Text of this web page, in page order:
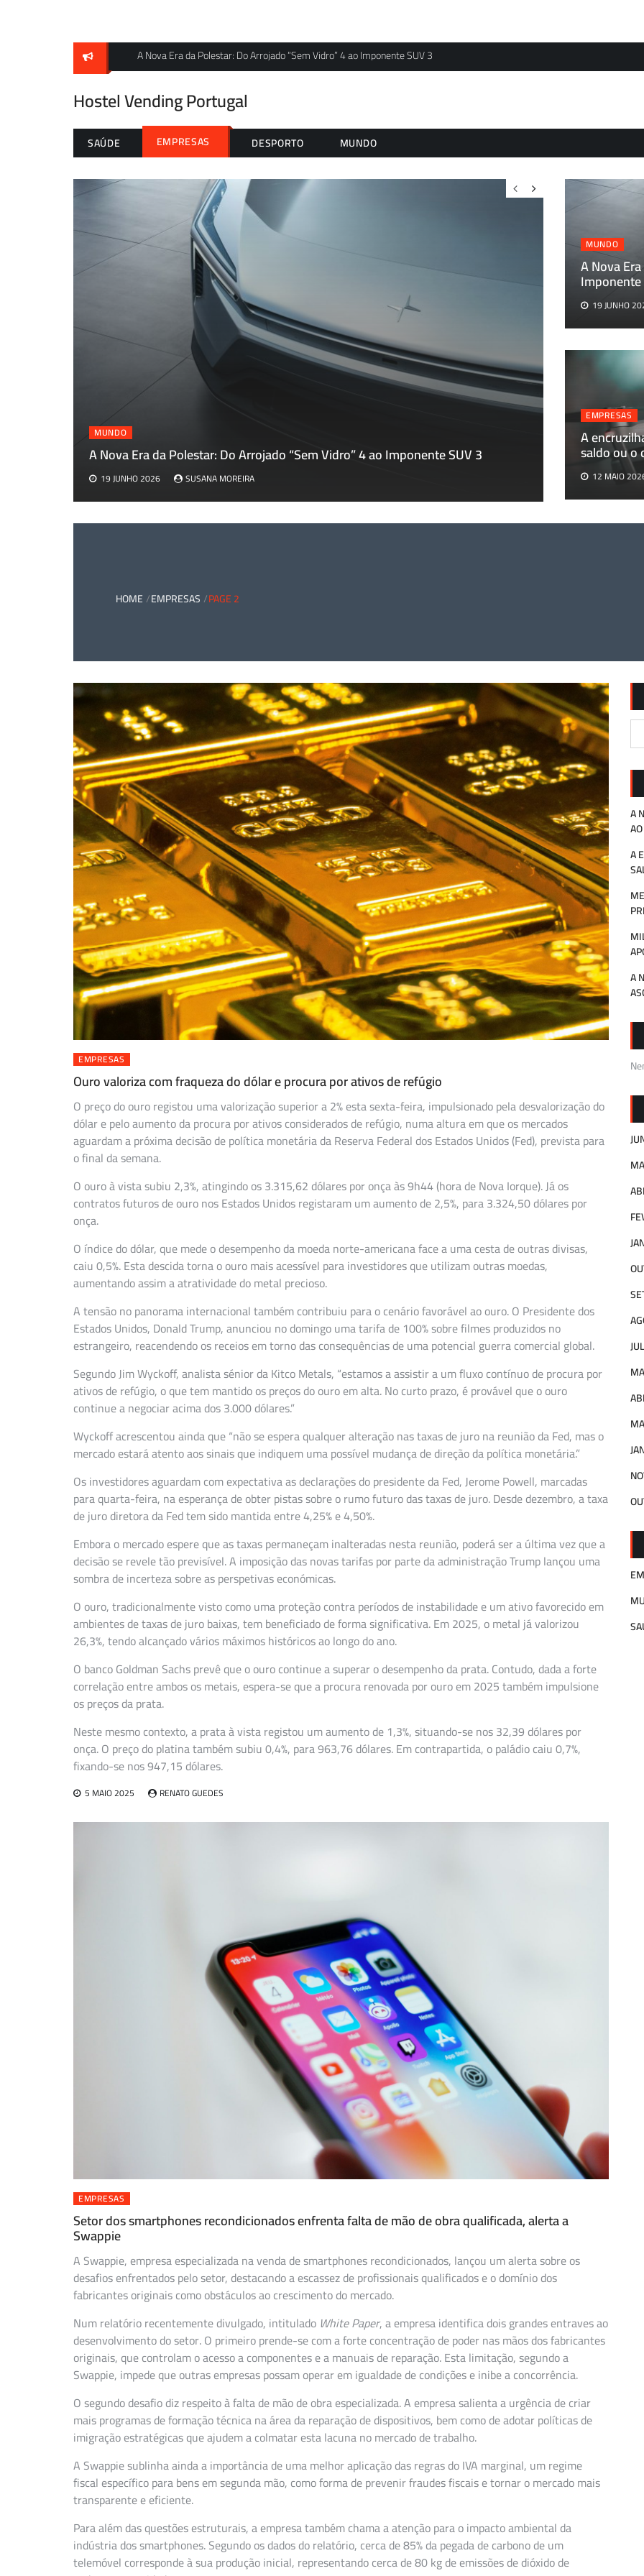
A Nova Era da Polestar: Do Arrojado “Sem Vidro” 4 ao Imponente SUV 3
Hostel Vending Portugal
SAÚDE EMPRESAS DESPORTO MUNDO
MUNDO
A Nova
19 JUNHO
EMPRESAS
A
saldo ou o
12 MAIO
MUNDO
A Nova Era da Polestar: Do Arrojado “Sem Vidro” 4 ao Imponente SUV 3
19 JUNHO 2026 SUSANA MOREIRA
EMPRESAS
A
pesos-pluma
12 MAIO 2026
HOME EMPRESAS PAGE 2
EMPRESAS
Ouro valoriza com fraqueza do dólar e procura por ativos de refúgio
O preço do ouro registou uma valorização superior a 2% esta sexta-feira, impulsionado pela desvalorização do
dólar e pelo aumento da procura por ativos considerados de refúgio, numa altura em que os mercados
aguardam a próxima decisão de política monetária da Reserva Federal dos Estados Unidos (Fed), prevista para
o final da semana.
O ouro à vista subiu 2,3%, atingindo os 3.315,62 dólares por onça às 9h44 (hora de Nova Iorque). Já os
contratos futuros de ouro nos Estados Unidos registaram um aumento de 2,5%, para 3.324,50 dólares por
onça.
O índice do dólar, que mede o desempenho da moeda norte-americana face a uma cesta de outras divisas,
caiu 0,5%. Esta descida torna o ouro mais acessível para investidores que utilizam outras moedas,
aumentando assim a atratividade do metal precioso.
A tensão no panorama internacional também contribuiu para o cenário favorável ao ouro. O Presidente dos
Estados Unidos, Donald Trump, anunciou no domingo uma tarifa de 100% sobre filmes produzidos no
estrangeiro, reacendendo os receios em torno das consequências de uma potencial guerra comercial global.
Segundo Jim Wyckoff, analista sénior da Kitco Metals, “estamos a assistir a um fluxo contínuo de procura por
ativos de refúgio, o que tem mantido os preços do ouro em alta. No curto prazo, é provável que o ouro
continue a negociar acima dos 3.000 dólares.”
Wyckoff acrescentou ainda que “não se espera qualquer alteração nas taxas de juro na reunião da Fed, mas o
mercado estará atento aos sinais que indiquem uma possível mudança de direção da política monetária.”
Os investidores aguardam com expectativa as declarações do presidente da Fed, Jerome Powell, marcadas
para quarta-feira, na esperança de obter pistas sobre o rumo futuro das taxas de juro. Desde dezembro, a taxa
de juro diretora da Fed tem sido mantida entre 4,25% e 4,50%.
Embora o mercado espere que as taxas permaneçam inalteradas nesta reunião, poderá ser a última vez que a
decisão se revele tão previsível. A imposição das novas tarifas por parte da administração Trump lançou uma
sombra de incerteza sobre as perspetivas económicas.
O ouro, tradicionalmente visto como uma proteção contra períodos de instabilidade e um ativo favorecido em
ambientes de taxas de juro baixas, tem beneficiado de forma significativa. Em 2025, o metal já valorizou
26,3%, tendo alcançado vários máximos históricos ao longo do ano.
O banco Goldman Sachs prevê que o ouro continue a superar o desempenho da prata. Contudo, dada a forte
correlação entre ambos os metais, espera-se que a procura renovada por ouro em 2025 também impulsione
os preços da prata.
Neste mesmo contexto, a prata à vista registou um aumento de 1,3%, situando-se nos 32,39 dólares por
onça. O preço do platina também subiu 0,4%, para 963,76 dólares. Em contrapartida, o paládio caiu 0,7%,
fixando-se nos 947,15 dólares.
5 MAIO 2025 RENATO GUEDES
EMPRESAS
Setor dos smartphones recondicionados enfrenta falta de mão de obra qualificada, alerta a
Swappie
A Swappie, empresa especializada na venda de smartphones recondicionados, lançou um alerta sobre os
desafios enfrentados pelo setor, destacando a escassez de profissionais qualificados e o domínio dos
fabricantes originais como obstáculos ao crescimento do mercado.
Num relatório recentemente divulgado, intitulado White Paper, a empresa identifica dois grandes entraves ao
desenvolvimento do setor. O primeiro prende-se com a forte concentração de poder nas mãos dos fabricantes
originais, que controlam o acesso a componentes e a manuais de reparação. Esta limitação, segundo a
Swappie, impede que outras empresas possam operar em igualdade de condições e inibe a concorrência.
O segundo desafio diz respeito à falta de mão de obra especializada. A empresa salienta a urgência de criar
mais programas de formação técnica na área da reparação de dispositivos, bem como de adotar políticas de
imigração estratégicas que ajudem a colmatar esta lacuna no mercado de trabalho.
A Swappie sublinha ainda a importância de uma melhor aplicação das regras do IVA marginal, um regime
fiscal específico para bens em segunda mão, como forma de prevenir fraudes fiscais e tornar o mercado mais
transparente e eficiente.
Para além das questões estruturais, a empresa também chama a atenção para o impacto ambiental da
indústria dos smartphones. Segundo os dados do relatório, cerca de 85% da pegada de carbono de um
telemóvel corresponde à sua produção inicial, representando cerca de 80 kg de emissões de dióxido de
A
A
A